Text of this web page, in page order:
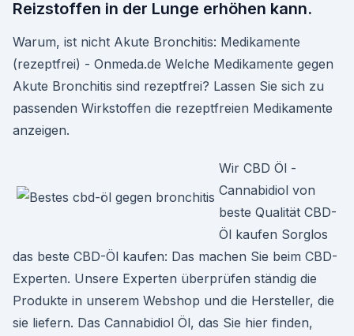
Reizstoffen in der Lunge erhöhen kann.
Warum, ist nicht Akute Bronchitis: Medikamente
(rezeptfrei) - Onmeda.de Welche Medikamente gegen
Akute Bronchitis sind rezeptfrei? Lassen Sie sich zu
passenden Wirkstoffen die rezeptfreien Medikamente
anzeigen.
Wir CBD Öl -
Cannabidiol von
beste Qualität CBD-
Öl kaufen Sorglos
das beste CBD-Öl kaufen: Das machen Sie beim CBD-
Experten. Unsere Experten überprüfen ständig die
Produkte in unserem Webshop und die Hersteller, die
sie liefern. Das Cannabidiol Öl, das Sie hier finden,